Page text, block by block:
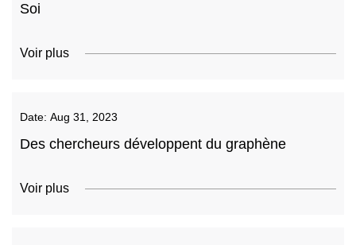
Soi
Voir plus
Date: Aug 31, 2023
Des chercheurs développent du graphène
Voir plus